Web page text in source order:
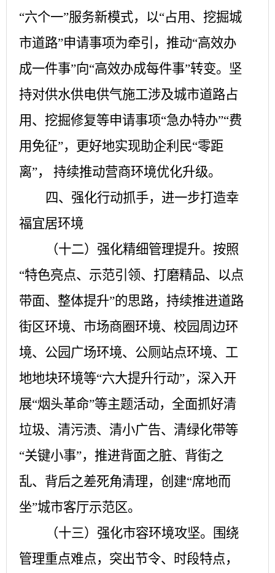
“六个一”服务新模式，以“占用、挖掘城
市道路”申请事项为牵引，推动“高效办
成一件事”向“高效办成每件事”转变。坚
持对供水供电供气施工涉及城市道路占
用、挖掘修复等申请事项“急办特办”“费
用免征”，更好地实现助企利民“零距
离”， 持续推动营商环境优化升级。
四、强化行动抓手，进一步打造幸
福宜居环境
（十二）强化精细管理提升。 按照
“特色亮点、示范引领、打磨精品、以点
带面、整体提升”的思路，持续推进道路
街区环境、市场商圈环境、校园周边环
境、公园广场环境、公厕站点环境、工
地地块环境等“六大提升行动”，深入开
展“烟头革命”等主题活动，全面抓好清
垃圾、清污渍、清小广告、清绿化带等
“关键小事”，推进背面之脏、背街之
乱、背后之差死角清理，创建“席地而
坐”城市客厅示范区。
（十三）强化市容环境攻坚。
围绕
管理重点难点，突出节令、时段特点，